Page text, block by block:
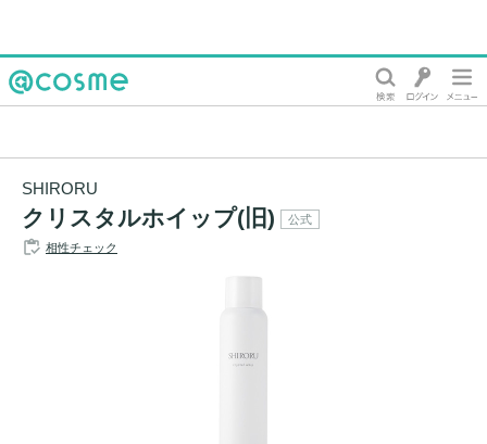
SHIRORU
クリスタルホイップ(旧) 公式
相性チェック